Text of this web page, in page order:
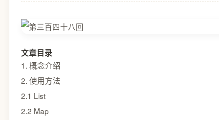
文章目录
1. 概念介绍
2. 使用方法
2.1 List
2.2 Map